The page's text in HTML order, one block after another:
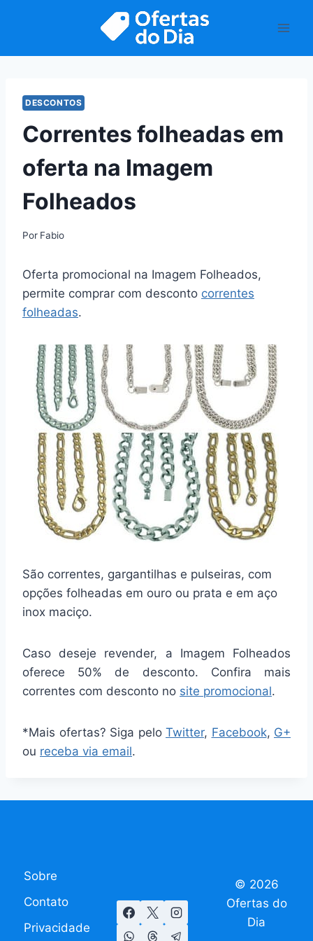
DESCONTOS
Correntes folheadas em
oferta na Imagem
Folheados
Por Fabio
Oferta promocional na Imagem Folheados,
permite comprar com desconto correntes
folheadas.
São correntes, gargantilhas e pulseiras, com
opções folheadas em ouro ou prata e em aço
inox maciço.
Caso deseje revender, a Imagem Folheados
oferece 50% de desconto. Confira mais
correntes com desconto no site promocional.
*Mais ofertas? Siga pelo Twitter, Facebook, G+
ou receba via email.
Sobre
Contato
Privacidade
© 2026
Ofertas do
Dia